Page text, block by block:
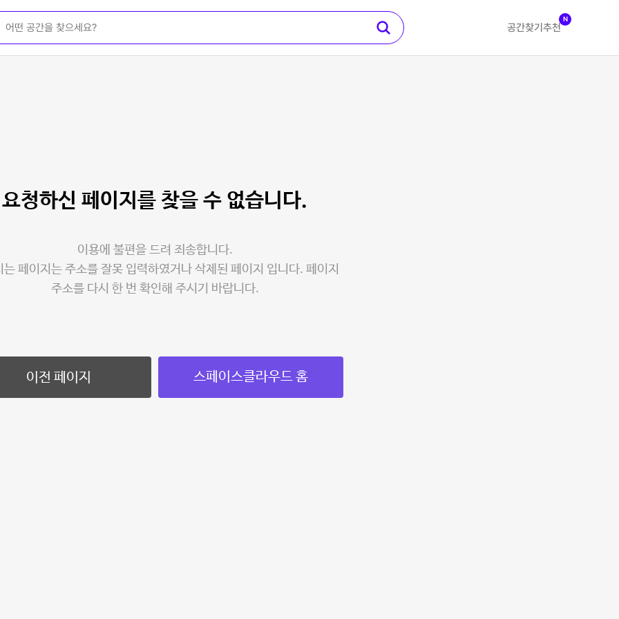
공간찾기 추천
N
요청하신 페이지를 찾을 수 없습니다.
이용에 불편을 드려 죄송합니다.
는 페이지는 주소를 잘못 입력하였거나 삭제된 페이지 입니다. 페이지
주소를 다시 한 번 확인해 주시기 바랍니다.
이전 페이지 스페이스클라우드 홈